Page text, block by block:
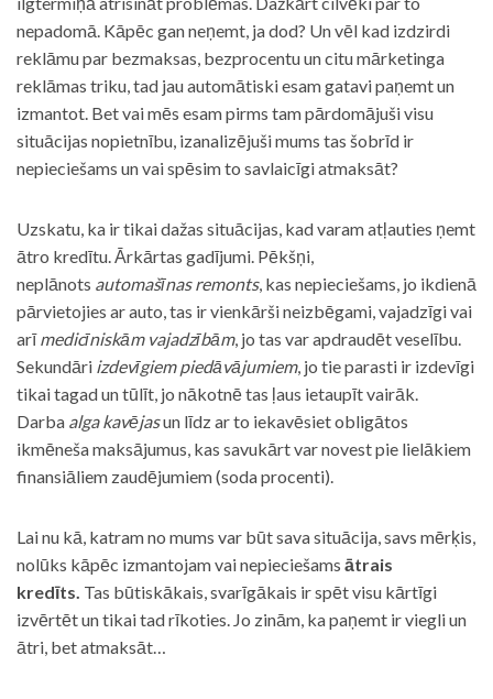
nepadomā. Kāpēc gan neņemt, ja dod? Un vēl kad izdzirdi
reklāmu par bezmaksas, bezprocentu un citu mārketinga
reklāmas triku, tad jau automātiski esam gatavi paņemt un
izmantot. Bet vai mēs esam pirms tam pārdomājuši visu
situācijas nopietnību, izanalizējuši mums tas šobrīd ir
nepieciešams un vai spēsim to savlaicīgi atmaksāt?
Uzskatu, ka ir tikai dažas situācijas, kad varam atļauties ņemt
ātro kredītu. Ārkārtas gadījumi. Pēkšņi,
neplānots automašīnas remonts, kas nepieciešams, jo ikdienā
pārvietojies ar auto, tas ir vienkārši neizbēgami, vajadzīgi vai
arīmedicīniskām vajadzībām, jo tas var apdraudēt veselību.
Sekundāri izdevīgiem piedāvājumiem, jo tie parasti ir izdevīgi
tikai tagad un tūlīt, jo nākotnē tas ļaus ietaupīt vairāk.
Darba alga kavējasun līdz ar to iekavēsiet obligātos
ikmēneša maksājumus, kas savukārt var novest pie lielākiem
finansiāliem zaudējumiem (soda procenti).
Lai nu kā, katram no mums var būt sava situācija, savs mērķis,
nolūks kāpēc izmantojam vai nepieciešams ātrais
kredīts. Tas būtiskākais, svarīgākais ir spēt visu kārtīgi
izvērtēt un tikai tad rīkoties. Jo zinām, ka paņemt ir viegli un
ātri, bet atmaksāt…